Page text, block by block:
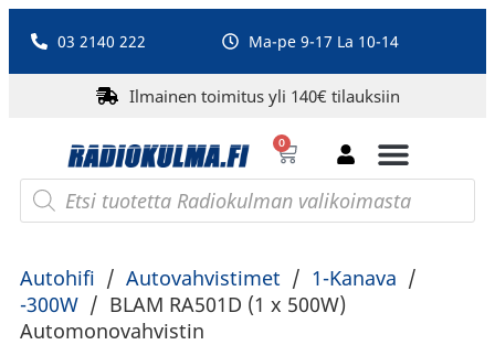
03 2140 222 Ma-pe 9-17 La 10-14
Ilmainen toimitus yli 140€ tilauksiin
0
Autohifi / Autovahvistimet / 1-Kanava /
-300W / BLAM RA501D (1 x 500W)
Automonovahvistin